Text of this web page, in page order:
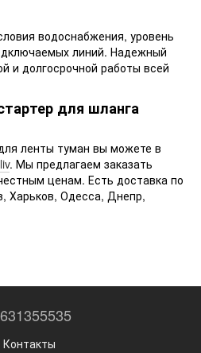
водоснабжения, уровень
линий. Надежный
и долгосрочной работы всей
для шланга
ленты туман вы можете в
. Мы предлагаем заказать
ценам. Есть доставка по
Харьков, Одесса, Днепр,